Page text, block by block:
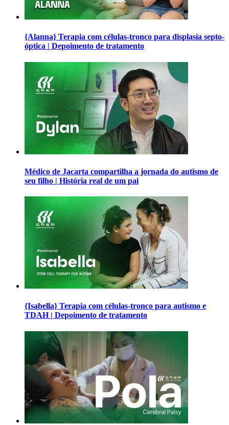
{Alanna} Terapia com células-tronco para displasia septo-
óptica | Depoimento de tratamento
Médico de Jacarta compartilha a jornada do autismo de
seu filho | História real de um pai
{Isabella} Terapia com células-tronco para autismo e
TDAH | Depoimento de tratamento